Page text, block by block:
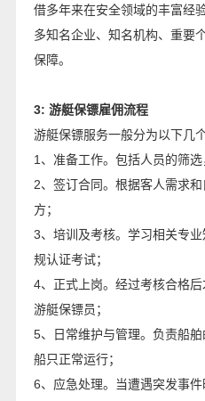
借多年来在安全领域的丰富经
多知名企业、知名机构、重要
保障。
3: 游艇保镖雇佣流程
游艇保镖服务一般分为以下几个
1、准备工作。包括人员的筛选
2、签订合同。根据客人需求
方；
3、培训及考核。学习相关专
规认证考试；
4、正式上岗。经过考核合格
游艇保镖员；
5、日常维护与管理。负责船
船只正常运行；
6、应急处理。当遭遇突发事